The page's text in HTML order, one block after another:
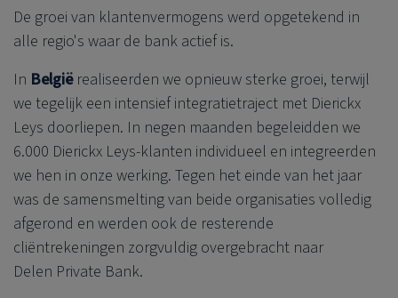
De groei van klantenvermogens werd opgetekend in
alle regio's waar de bank actief is.
In Belgiërealiseerden we opnieuw sterke groei, terwijl
we tegelijk een intensief integratietraject met Dierickx
Leys doorliepen. In negen maanden begeleidden we
6.000 Dierickx Leys-klanten individueel en integreerden
we hen in onze werking. Tegen het einde van het jaar
was de samensmelting van beide organisaties volledig
afgerond en werden ook de resterende
cliëntrekeningen zorgvuldig overgebracht naar
Delen Private Bank.